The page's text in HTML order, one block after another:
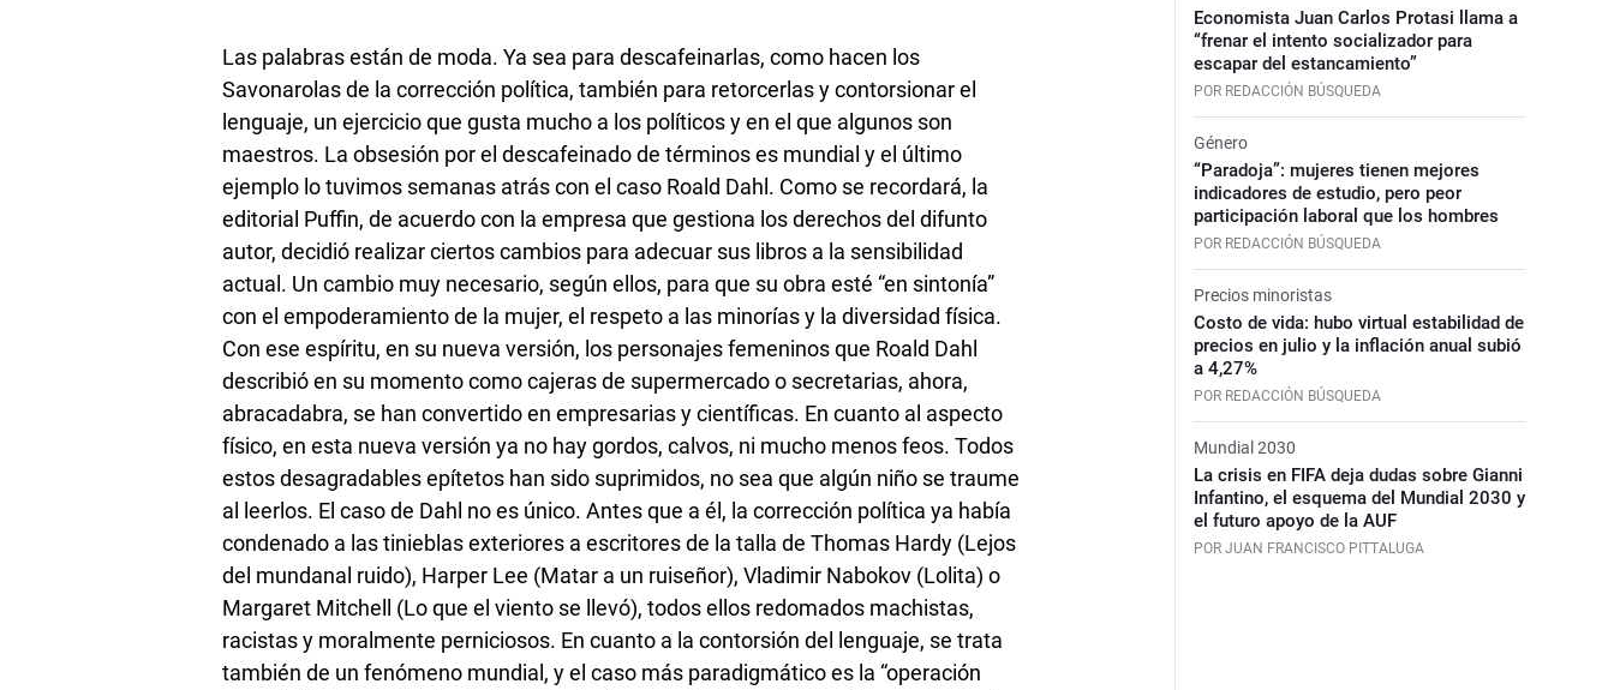
Las palabras están de moda. Ya sea para descafeinarlas, como hacen los
Savonarolas de la corrección política, también para retorcerlas y contorsionar el
lenguaje, un ejercicio que gusta mucho a los políticos y en el que algunos son
maestros. La obsesión por el descafeinado de términos es mundial y el último
ejemplo lo tuvimos semanas atrás con el caso Roald Dahl. Como se recordará, la
editorial Puffin, de acuerdo con la empresa que gestiona los derechos del difunto
autor, decidió realizar ciertos cambios para adecuar sus libros a la sensibilidad
actual. Un cambio muy necesario, según ellos, para que su obra esté “en sintonía”
con el empoderamiento de la mujer, el respeto a las minorías y la diversidad física.
Con ese espíritu, en su nueva versión, los personajes femeninos que Roald Dahl
describió en su momento como cajeras de supermercado o secretarias, ahora,
abracadabra, se han convertido en empresarias y científicas. En cuanto al aspecto
físico, en esta nueva versión ya no hay gordos, calvos, ni mucho menos feos. Todos
estos desagradables epítetos han sido suprimidos, no sea que algún niño se traume
al leerlos. El caso de Dahl no es único. Antes que a él, la corrección política ya había
condenado a las tinieblas exteriores a escritores de la talla de Thomas Hardy (Lejos
del mundanal ruido), Harper Lee (Matar a un ruiseñor), ­Vladimir Nabokov (Lolita) o
Margaret Mitchell (Lo que el viento se llevó), todos ellos redomados machistas,
racistas y moralmente perniciosos. En cuanto a la contorsión del lenguaje, se trata
también de un fenómeno mundial, y el caso más paradigmático es la “operación
Economista Juan Carlos Protasi llama a
“frenar el intento socializador para
escapar del estancamiento”
POR REDACCIÓN BÚSQUEDA
Género
“Paradoja”: mujeres tienen mejores
indicadores de estudio, pero peor
participación laboral que los hombres
POR REDACCIÓN BÚSQUEDA
Precios minoristas
Costo de vida: hubo virtual estabilidad de
precios en julio y la inflación anual subió
a 4,27%
POR REDACCIÓN BÚSQUEDA
Mundial 2030
La crisis en FIFA deja dudas sobre Gianni
Infantino, el esquema del Mundial 2030 y
el futuro apoyo de la AUF
POR JUAN FRANCISCO PITTALUGA